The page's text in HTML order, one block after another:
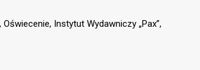
Instytut Wydawniczy „Pax”,